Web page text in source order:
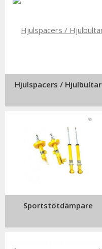
Hjulspacers / Hjulbultar
Sportstötdämpare